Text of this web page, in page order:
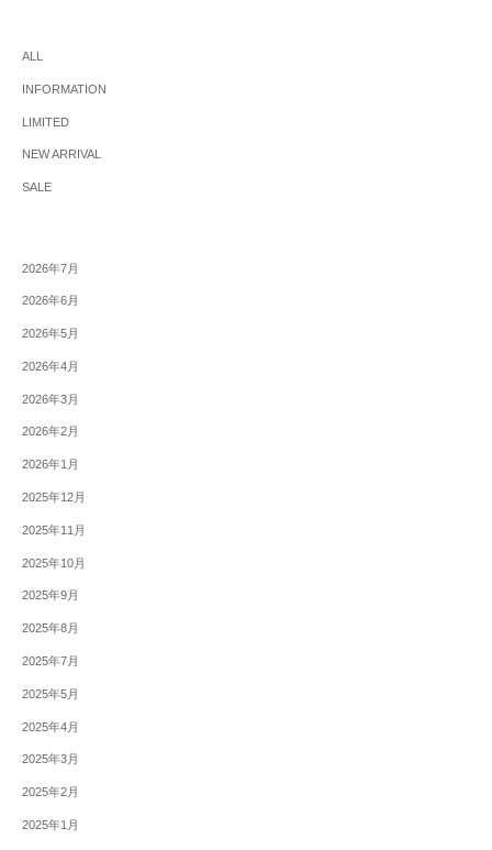
ALL
INFORMATION
LIMITED
NEW ARRIVAL
SALE
2026年7月
2026年6月
2026年5月
2026年4月
2026年3月
2026年2月
2026年1月
2025年12月
2025年11月
2025年10月
2025年9月
2025年8月
2025年7月
2025年5月
2025年4月
2025年3月
2025年2月
2025年1月